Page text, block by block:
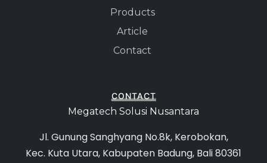
Products
Article
Contact
CONTACT
Megatech Solusi Nusantara
Jl. Gunung Sanghyang No.8k, Kerobokan,
Kec. Kuta Utara, Kabupaten Badung, Bali 80361